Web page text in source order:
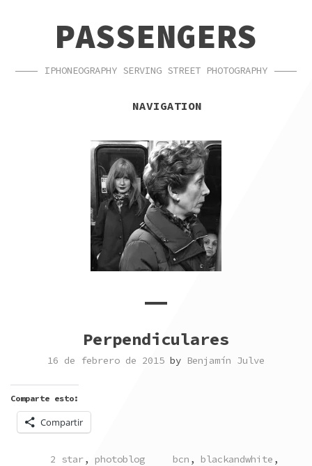
NAVIGATIONPASSENGERS
IPHONEOGRAPHY SERVING STREET PHOTOGRAPHY
NAVIGATION
Perpendiculares
16 de febrero de 2015 by Benjamín Julve
Comparte esto:
Compartir
POSTED
2 star, photoblog TAGGED
bcn , blackandwhite ,